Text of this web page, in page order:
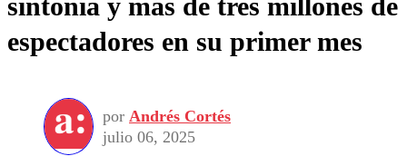
Colo Colo
Motor
Torneo Internacional
Torneo Nacional
Entretención
Noticias
Internacional
Nacional
Vida Social
Programas
Comercial
sintonía y más de tres millones de
espectadores en su primer mes
por Andrés Cortés
julio 06, 2025